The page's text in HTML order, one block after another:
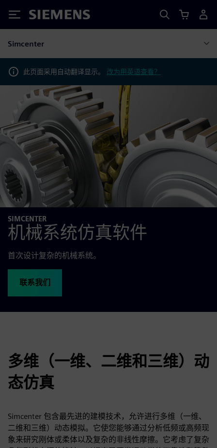
Siemens
Simcenter
此页面采用自动翻译显示。 改为用英语查看？
SIMCENTER
机械系统仿真软件
首次设计复杂的机械系统。
联系我们
多维（一维、二维和三维）动
态仿真
Simcenter 包含最先进的建模技术，允许进行多维（一维、
二维和三维）动态模拟。它使您能够通过分析低频或高频现
象来研究刚体或柔体以及复杂的非线性摩擦。它考虑了复杂